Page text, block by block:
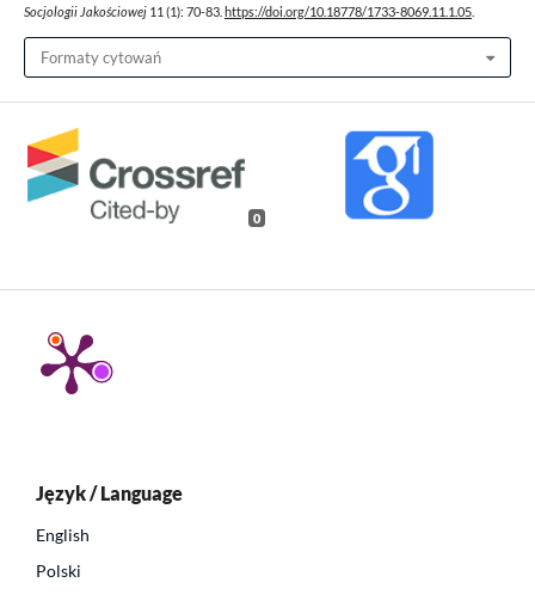
Socjologii Jakościowej 11 (1): 70-83. https://doi.org/10.18778/1733-8069.11.1.05
Formaty cytowań
0
Język / Language
English
Polski